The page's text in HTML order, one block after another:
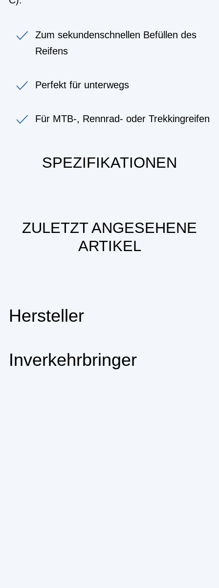
Zum sekundenschnellen Befüllen des
Reifens
Perfekt für unterwegs
Für MTB-, Rennrad- oder Trekkingreifen
SPEZIFIKATIONEN
ZULETZT ANGESEHENE
ARTIKEL
Hersteller
Inverkehrbringer